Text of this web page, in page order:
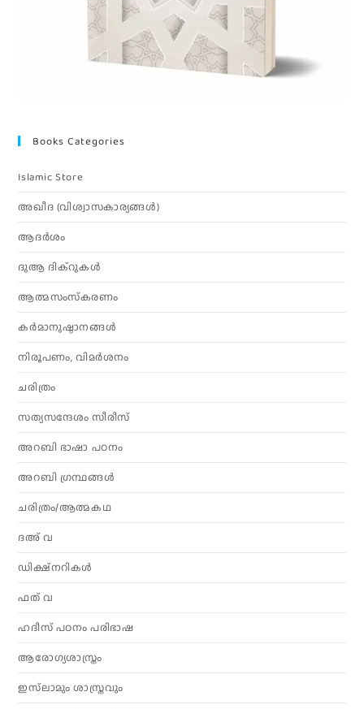
Books Categories
Islamic Store
അഖീദ (വിശ്വാസകാര്യങ്ങള്‍)
ആദര്‍ശം
ദുആ ദിക്റുകൾ
ആത്മസംസ്‌കരണം
കര്‍മാനുഷ്ഠാനങ്ങള്‍
നിരൂപണം, വിമര്‍ശനം
ചരിത്രം
സത്യസന്ദേശം സീരീസ്
അറബി ഭാഷാ പഠനം
അറബി ഗ്രന്ഥങ്ങൾ
ചരിത്രം/ആത്മകഥ
ദഅ് വ
ഡിക്ഷ്നറികൾ
ഫത് വ
ഹദീസ് പഠനം പരിഭാഷ
ആരോഗ്യശാസ്ത്രം
ഇസ്‌ലാമും ശാസ്ത്രവും